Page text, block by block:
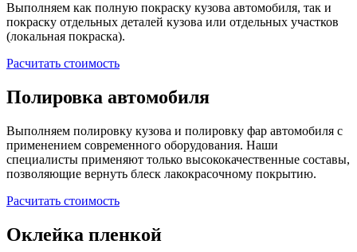
Выполняем как полную покраску кузова автомобиля, так и
покраску отдельных деталей кузова или отдельных участков
(локальная покраска).
Расчитать стоимость
Полировка автомобиля
Выполняем полировку кузова и полировку фар автомобиля с
применением современного оборудования. Наши
специалисты применяют только высококачественные составы,
позволяющие вернуть блеск лакокрасочному покрытию.
Расчитать стоимость
Оклейка пленкой